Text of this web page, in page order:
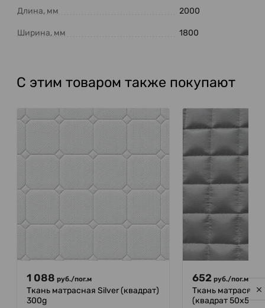
Длина, мм 2000
Ширина, мм 1800
С этим товаром также покупают
1 088 руб./пог.м
Ткань матрасная Silver (квадрат)
300g
652 руб./пог.м
Ткань матрасная
(квадрат 50х50)
Privacy notice